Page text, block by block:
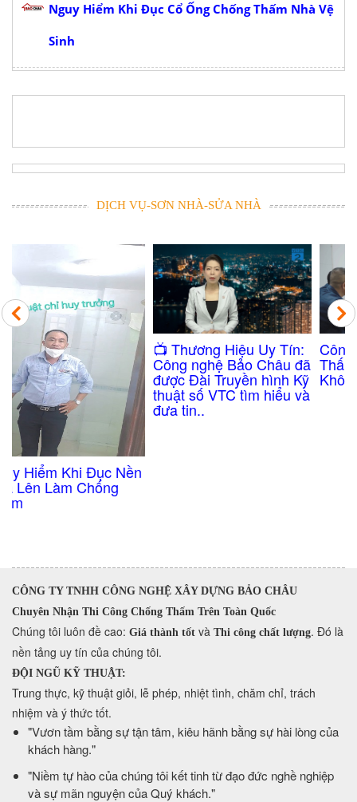
Nguy Hiểm Khi Đục Cổ Ống Chống Thấm Nhà Vệ
Sinh
DỊCH VỤ-SƠN NHÀ-SỬA NHÀ
​📺 Thương Hiệu Uy Tín:
Công nghệ Bảo Châu đã
được Đài Truyền hình Kỹ
thuật số VTC tìm hiểu và
đưa tin..
Công Nghệ Chống
Thấm Nhà Vệ Sinh
Không Cần Đục Gạch
CÔNG TY TNHH CÔNG NGHỆ XÂY DỰNG BẢO CHÂU
Chuyên Nhận Thi Công Chống Thấm Trên Toàn Quốc
​Chúng tôi luôn đề cao: Giá thành tốt và Thi công chất lượng. Đó là
nền tảng uy tín của chúng tôi.
ĐỘI NGŨ KỸ THUẬT:
Trung thực, kỹ thuật giỏi, lễ phép, nhiệt tình, chăm chỉ, trách
nhiệm và ý thức tốt.
​"Vươn tầm bằng sự tận tâm, kiêu hãnh bằng sự hài lòng của
khách hàng."
​"Niềm tự hào của chúng tôi kết tinh từ đạo đức nghề nghiệp
và sự mãn nguyện của Quý khách."